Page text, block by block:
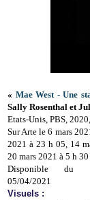
« Mae West - Une
Sally Rosenthal et
Etats-Unis, PBS,
Sur Arte le 6 mars
2021 à 23 h 05, 14
20 mars 2021 à 5 h 30
Disponible du
05/04/2021
Visuels :